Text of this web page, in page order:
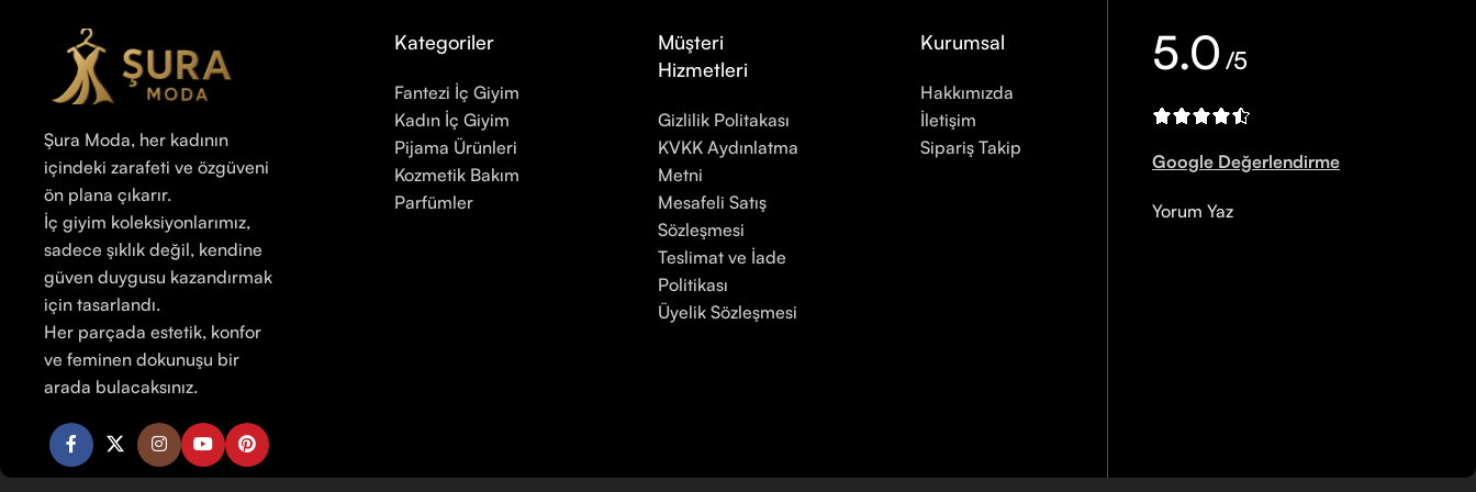
Şura Moda, her kadının
içindeki zarafeti ve özgüveni
ön plana çıkarır.
İç giyim koleksiyonlarımız,
sadece şıklık değil, kendine
güven duygusu kazandırmak
için tasarlandı.
Her parçada estetik, konfor
ve feminen dokunuşu bir
arada bulacaksınız.
Kategoriler
Fantezi İç Giyim
Kadın İç Giyim
Pijama Ürünleri
Kozmetik Bakım
Parfümler
Müşteri
Hizmetleri
Gizlilik Politakası
KVKK Aydınlatma
Metni
Mesafeli Satış
Sözleşmesi
Teslimat ve İade
Politikası
Üyelik Sözleşmesi
Kurumsal
Hakkımızda
İletişim
Sipariş Takip
5.0 /5
Google Değerlendirme
Yorum Yaz